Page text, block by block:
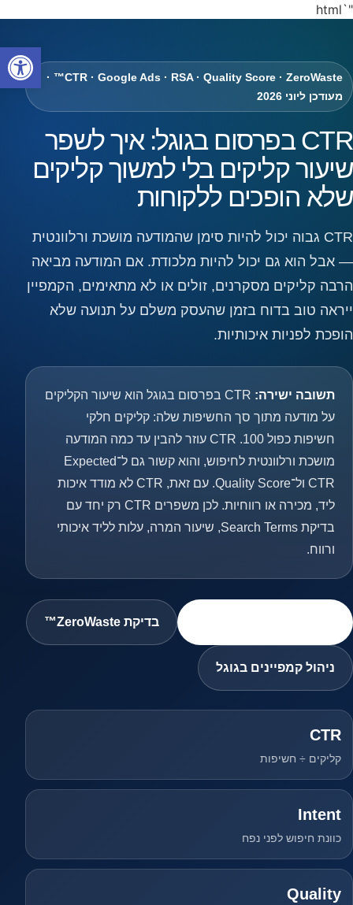
"`html
CTR · Google Ads · RSA · Quality Score · ZeroWaste™ ·
מעודכן ליוני 2026
CTR בפרסום בגוגל: איך לשפר
שיעור קליקים בלי למשוך קליקים
שלא הופכים ללקוחות
CTR גבוה יכול להיות סימן שהמודעה מושכת ורלוונטית
— אבל הוא גם יכול להיות מלכודת. אם המודעה מביאה
הרבה קליקים מסקרנים, זולים או לא מתאימים, הקמפיין
ייראה טוב בדוח בזמן שהעסק משלם על תנועה שלא
הופכת לפניות איכותיות.
תשובה ישירה:
CTR בפרסום בגוגל הוא שיעור הקליקים
על מודעה מתוך סך החשיפות שלה: קליקים חלקי
חשיפות כפול 100. CTR עוזר להבין עד כמה המודעה
מושכת ורלוונטית לחיפוש, והוא קשור גם ל־Expected
CTR ול־Quality Score. עם זאת, CTR לא מודד איכות
ליד, מכירה או רווחיות. לכן משפרים CTR רק יחד עם
בדיקת Search Terms, שיעור המרה, עלות לליד איכותי
ורווח.
בדיקת ZeroWaste™
ניהול קמפיינים בגוגל
CTR
קליקים ÷ חשיפות
Intent
כוונת חיפוש לפני נפח
Quality